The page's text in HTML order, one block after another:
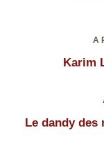
Karim
Le dandy